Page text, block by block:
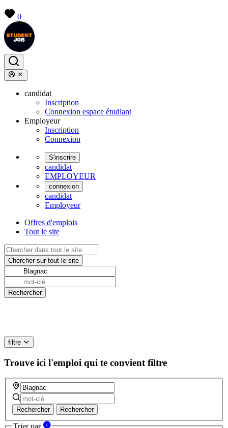
0
candidat
Inscription
Connexion espace étudiant
Employeur
Inscription
Connexion
S'inscrire
candidat
EMPLOYEUR
connexion
candidat
Employeur
Offres d'emplois
Tout le site
filtre
Trouve ici l'emploi qui te convient filtre
Rechercher Rechercher
Trier par